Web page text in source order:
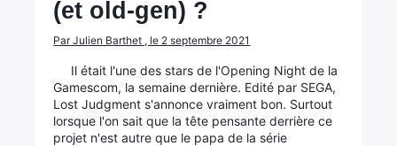
(et old-gen) ?
Par Julien Barthet , le 2 septembre 2021
Il était l'une des stars de l'Opening Night de la
Gamescom, la semaine dernière. Edité par SEGA,
Lost Judgment s'annonce vraiment bon. Surtout
lorsque l'on sait que la tête pensante derrière ce
projet n'est autre que le papa de la série